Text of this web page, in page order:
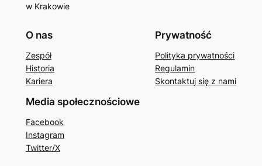
w Krakowie
O nas
Zespół
Historia
Kariera
Prywatność
Polityka prywatności
Regulamin
Skontaktuj się z nami
Media społecznościowe
Facebook
Instagram
Twitter/X